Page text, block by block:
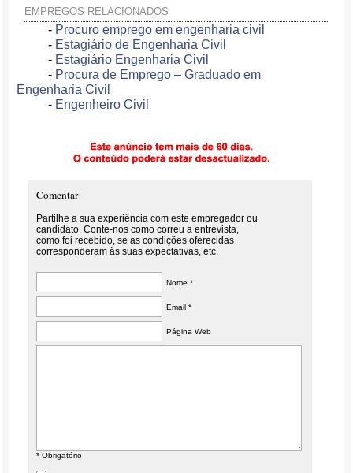
EMPREGOS RELACIONADOS
- Procuro emprego em engenharia civil
- Estagiário de Engenharia Civil
- Estagiário Engenharia Civil
- Procura de Emprego – Graduado em
Engenharia Civil
- Engenheiro Civil
Comentar
Partilhe a sua experiência com este empregador ou
candidato. Conte-nos como correu a entrevista,
como foi recebido, se as condições oferecidas
corresponderam às suas expectativas, etc.
Nome *
Email *
Página Web
* Obrigatório